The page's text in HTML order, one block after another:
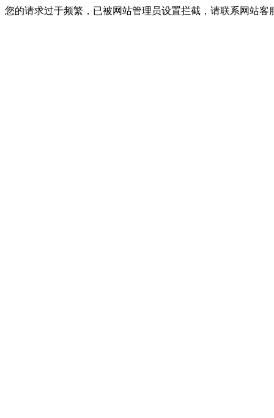
您的请求过于频繁，已被网站管理员设置拦截，请联系网站客